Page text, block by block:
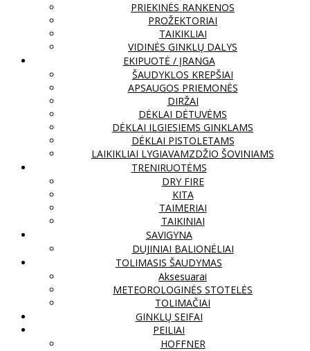
PRIEKINĖS RANKENOS
PROŽEKTORIAI
TAIKIKLIAI
VIDINĖS GINKLŲ DALYS
EKIPUOTĖ / ĮRANGA
ŠAUDYKLOS KREPŠIAI
APSAUGOS PRIEMONĖS
DIRŽAI
DĖKLAI DĖTUVĖMS
DĖKLAI ILGIESIEMS GINKLAMS
DĖKLAI PISTOLETAMS
LAIKIKLIAI LYGIAVAMZDŽIO ŠOVINIAMS
TRENIRUOTĖMS
DRY FIRE
KITA
TAIMERIAI
TAIKINIAI
SAVIGYNA
DUJINIAI BALIONĖLIAI
TOLIMASIS ŠAUDYMAS
Aksesuarai
METEOROLOGINĖS STOTELĖS
TOLIMAČIAI
GINKLŲ SEIFAI
PEILIAI
HOFFNER